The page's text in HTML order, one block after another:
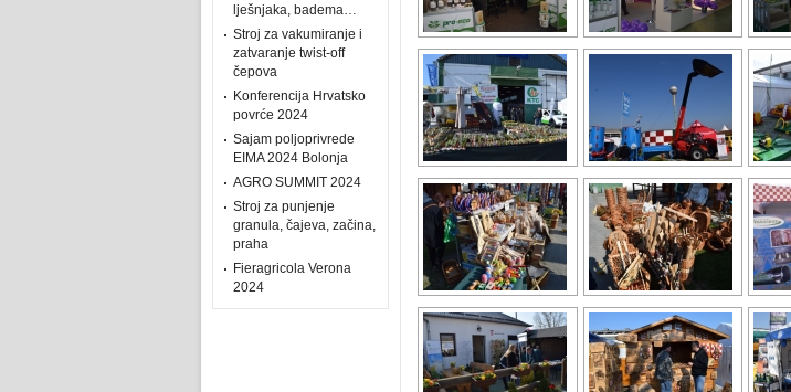
lješnjaka, badema…
Stroj za vakumiranje i
zatvaranje twist-off
čepova
Konferencija Hrvatsko
povrće 2024
Sajam poljoprivrede
EIMA 2024 Bolonja
AGRO SUMMIT 2024
Stroj za punjenje
granula, čajeva, začina,
praha
Fieragricola Verona
2024